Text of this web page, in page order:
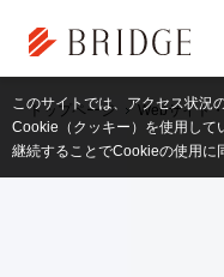
トップページ Webサイト
このサイトでは、アクセス状況
Cookie（クッキー）を使用して
継続することでCookieの使用に